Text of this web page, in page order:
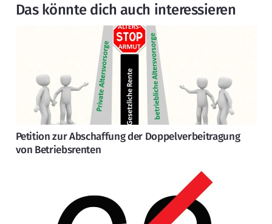
Das könnte dich auch interessieren
Petition zur Abschaffung der Doppelverbeitragung
von Betriebsrenten